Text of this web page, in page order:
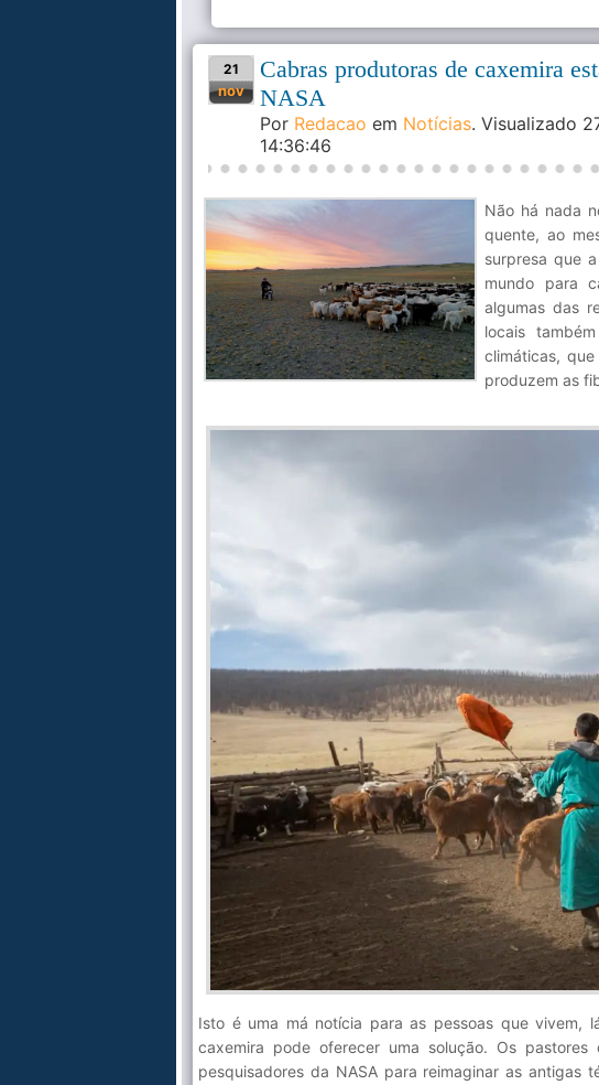
21
nov
Cabras produtoras de caxemira
NASA
Por Redacao em Notícias. Visualizado
14:36:46
Não há nada
quente, ao
surpresa que
mundo para
algumas das
locais
climáticas,
produzem as
Isto é uma má notícia para as pessoas que vivem,
caxemira pode oferecer uma solução. Os
pesquisadores da NASA para reimaginar as antigas